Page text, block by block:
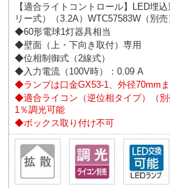
【適合ライトコントロール】LED埋
リー式）（3.2A）WTC57583W（別売
◆60形電球1灯器具相当
◆壁面（上・下向き取付）専用
◆位相制御式（2線式）
◆入力電流（100V時）：0.09 A
◆ランプは口金GX53-1、外径70mm
◆適合ライコン（逆位相タイプ）（
1％調光可能
◆ボックス取り付け不可